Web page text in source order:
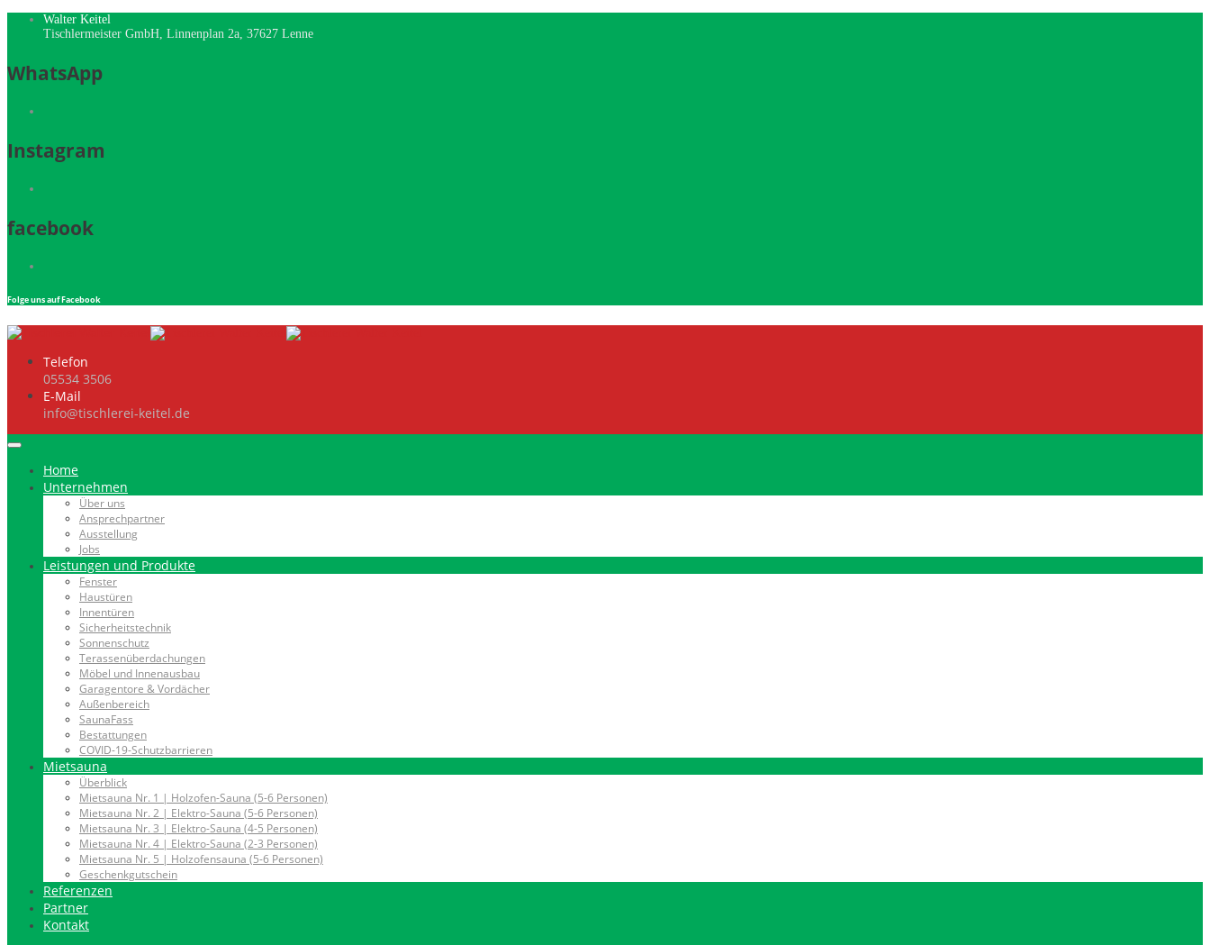
Walter Keitel
Tischlermeister GmbH, Linnenplan 2a, 37627 Lenne
WhatsApp
Instagram
facebook
Folge uns auf Facebook
Telefon
05534 3506
E-Mail
info@tischlerei-keitel.de
Home
Unternehmen
Über uns
Ansprechpartner
Ausstellung
Jobs
Leistungen und Produkte
Fenster
Haustüren
Innentüren
Sicherheitstechnik
Sonnenschutz
Terassenüberdachungen
Möbel und Innenausbau
Garagentore & Vordächer
Außenbereich
SaunaFass
Bestattungen
COVID-19-Schutzbarrieren
Mietsauna
Überblick
Mietsauna Nr. 1 | Holzofen-Sauna (5-6 Personen)
Mietsauna Nr. 2 | Elektro-Sauna (5-6 Personen)
Mietsauna Nr. 3 | Elektro-Sauna (4-5 Personen)
Mietsauna Nr. 4 | Elektro-Sauna (2-3 Personen)
Mietsauna Nr. 5 | Holzofensauna (5-6 Personen)
Geschenkgutschein
Referenzen
Partner
Kontakt